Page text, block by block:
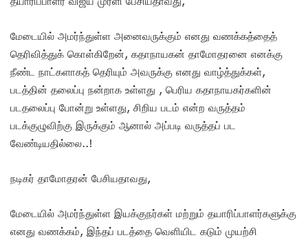
மேடையில் அமர்ந்துள்ள அனைவருக்கும் எனது வணக்கத்தைத்
தெரிவித்துக் கொள்கிறேன், கதாநாயகன் தாமோதரனை எனக்கு
நீண்ட நாட்களாகத் தெரியும் அவருக்கு எனது வாழ்த்துக்கள்,
படத்தின் தலைப்பு நன்றாக உள்ளது , பெரிய கதாநாயகர்களின்
படதலைப்பு போன்று உள்ளது, சிறிய படம் என்ற வருத்தம்
படக்குழுவிற்கு இருக்கும் ஆனால் அப்படி வருத்தப் பட
வேண்டியதில்லை..!
நடிகர் தாமோதரன் பேசியதாவது,
மேடையில் அமர்ந்துள்ள இயக்குநர்கள் மற்றும் தயாரிப்பாளர்களுக்கு
எனது வணக்கம், இந்தப் படத்தை வெளியிட கடும் முயற்சி